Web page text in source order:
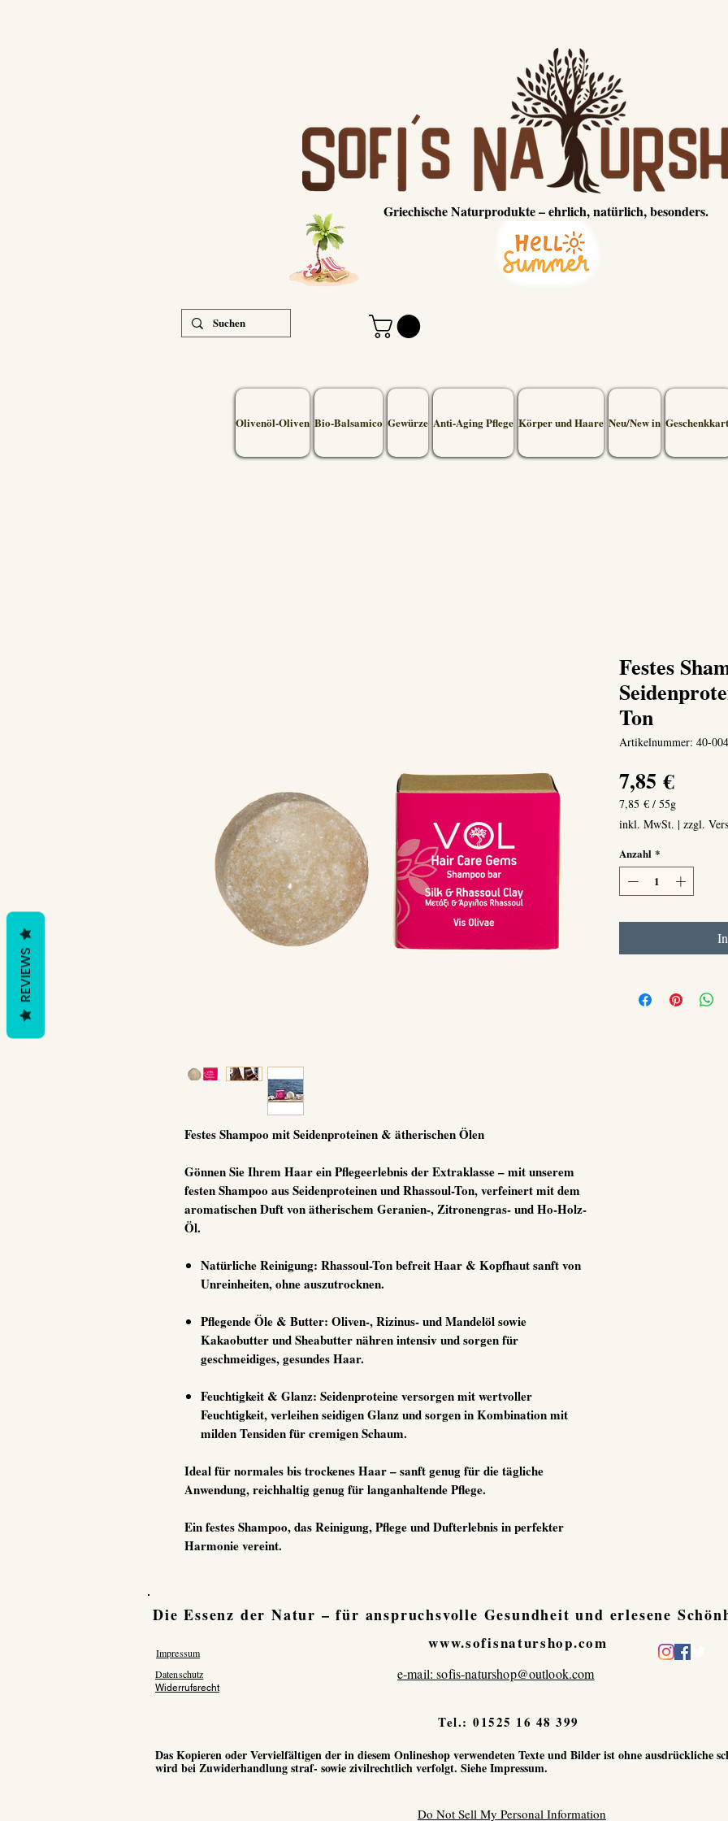
Griechische Naturprodukte – ehrlich, natürlich, besonders.
Olivenöl-Oliven Bio-Balsamico Gewürze Anti-Aging Pflege Körper und Haare Neu/New in
Festes Shampoo mit Seidenproteinen & ätherischen Ölen
Gönnen Sie Ihrem Haar ein Pflegeerlebnis der Extraklasse – mit unserem
festen Shampoo ausSeidenproteinenundRhassoul-Ton, verfeinert mit dem
aromatischen Duft vonätherischem Geranien-, Zitronengras- und Ho-Holz-
Öl.
Natürliche Reinigung: Rhassoul-Ton befreit Haar & Kopfhaut sanft von
Unreinheiten, ohne auszutrocknen.
Pflegende Öle & Butter: Oliven-, Rizinus- und Mandelöl sowie
Kakaobutter und Sheabutter nähren intensiv und sorgen für
geschmeidiges, gesundes Haar.
Feuchtigkeit & Glanz: Seidenproteine versorgen mit wertvoller
Feuchtigkeit, verleihen seidigen Glanz und sorgen in Kombination mit
milden Tensiden für cremigen Schaum.
Ideal für normales bis trockenes Haar– sanft genug für die tägliche
Anwendung, reichhaltig genug für langanhaltende Pflege.
Ein festes Shampoo, das Reinigung, Pflege und Dufterlebnis in perfekter
Harmonie vereint.
Festes
Ton
Artikelnummer: 40-004
7,85 €Preis
7,85 € / 55g
7,85 €
pro
Gramm
inkl. MwSt. | zzgl.
Anzahl *
Die Essenz der Natur – für anspruchsvolle Gesundheit und erlesene
Impressum
Datenschutz
www.sofisnaturshop.com
e-mail: sofis-naturshop@outlook.com
Tel.:01525 16 48 399
Das Kopieren oder Vervielfältigen der in diesem Onlineshop verwendeten Texte und Bilder ist ohne ausdrückliche
wird bei Zuwiderhandlung straf- sowie zivilrechtlich verfolgt. Siehe Impressum.
Do Not Sell My Personal Information
Widerrufsrecht
REVIEWS